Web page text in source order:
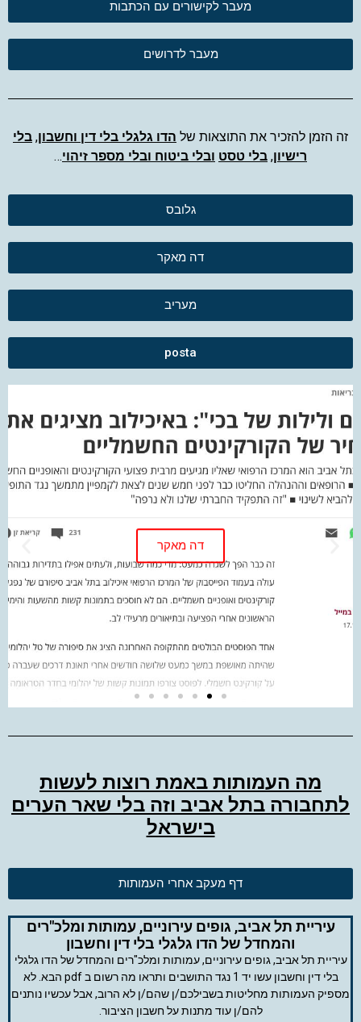
מעבר לקישורים עם הכתבות
מעבר לדרושים
זה הזמן להזכיר את התוצאות של הדו גלגלי בלי דין וחשבון, בלי
רישיון, בלי טסט ובלי ביטוח ובלי מספר זיהוי…
גלובס
דה מאקר
מעריב
posta
דה מאקר
מה העמותות באמת רוצות לעשות
לתחבורה בתל אביב וזה בלי שאר הערים
בישראל
דף מעקב אחרי העמותות
עיריית תל אביב, גופים עירוניים, עמותות ומלכ"רים
והמחדל של הדו גלגלי בלי דין וחשבון
עיריית תל אביב, גופים עירוניים, עמותות ומלכ"רים והמחדל של הדו גלגלי
בלי דין וחשבון עשו יד 1 נגד התושבים ותראו מה רשום ב pdf הבא. לא
מספיק העמותות מחליטות בשבילכם/ן שהם/ן לא הרוב, אבל עכשיו נותנים
להם/ן עוד מתנות על חשבון הציבור.